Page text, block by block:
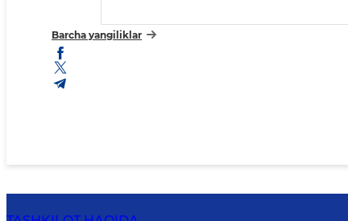
Barcha yangiliklar